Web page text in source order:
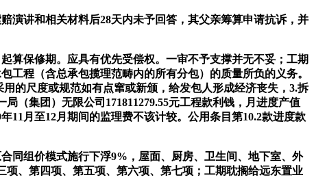
讲和相关材料后28天内未予回答，其父亲筹算申请抗诉，并
保修期。应具有优先受偿权。一审不予支撑并无不妥；工期
程（含总承包揽理范畴内的所有分包）的质量所负的义务。
的尺度或规范如有点窜或新颁，给发包人形成经济丧失，3.拆
（集团）无限公司171811279.55元工程款利钱，月进度产值
11月至12月期间的监理费不该计较。公用条目第10.2款进度款
组价模式施行下浮9%，屋面、厨房、卫生间、地下室、外
、第四项、第五项、第六项、第七项；工期耽搁给远东置业